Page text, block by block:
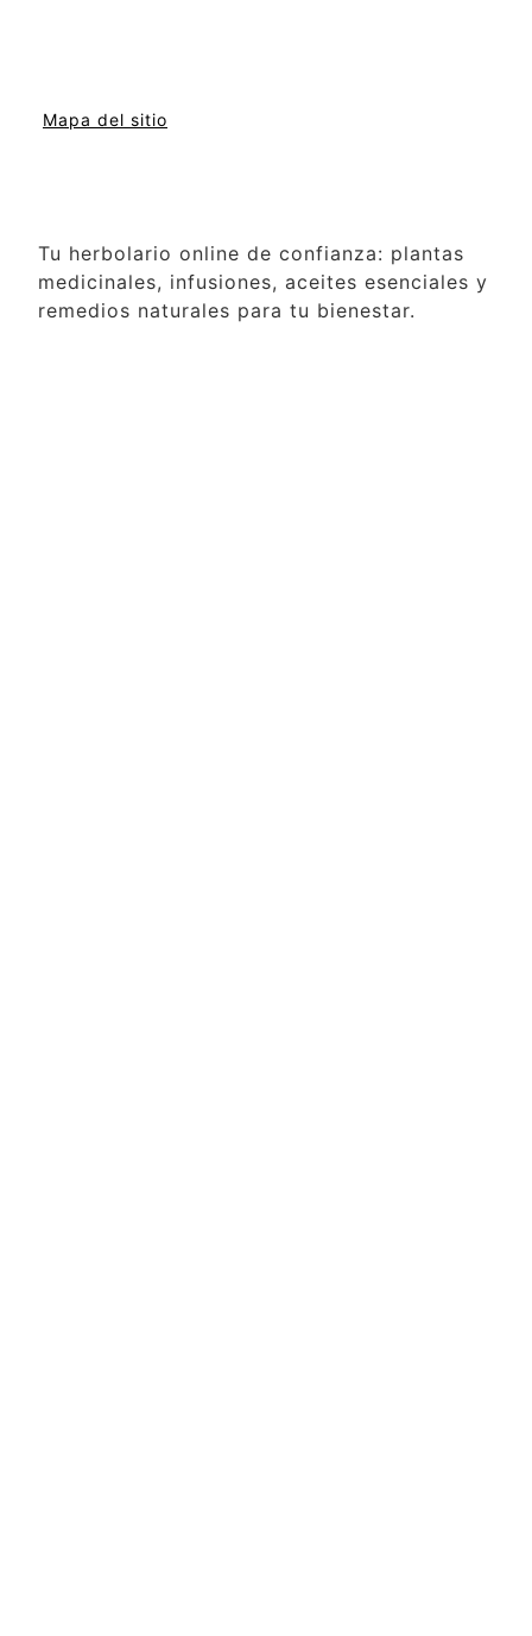
Mapa del sitio
Tu herbolario online de confianza: plantas
medicinales, infusiones, aceites esenciales y
remedios naturales para tu bienestar.